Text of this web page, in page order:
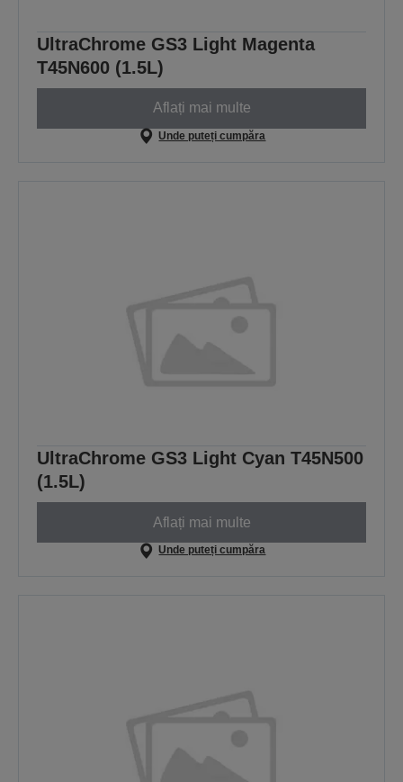
UltraChrome GS3 Light Magenta
T45N600 (1.5L)
Aflați mai multe
Unde puteți cumpăra
UltraChrome GS3 Light Cyan T45N500
(1.5L)
Aflați mai multe
Unde puteți cumpăra